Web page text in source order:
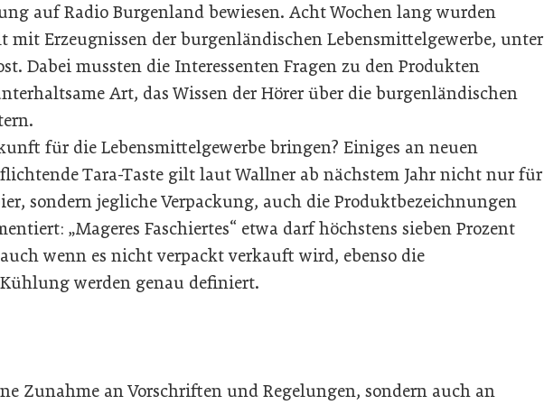
auf Radio Burgenland bewiesen. Acht Wochen lang wurden
Erzeugnissen der burgenländischen Lebensmittelgewerbe, unter
Dabei mussten die Interessenten Fragen zu den Produkten
Art, das Wissen der Hörer über die burgenländischen
für die Lebensmittelgewerbe bringen? Einiges an neuen
Tara-Taste gilt laut Wallner ab nächstem Jahr nicht nur für
sondern jegliche Verpackung, auch die Produktbezeichnungen
„Mageres Faschiertes“ etwa darf höchstens sieben Prozent
wenn es nicht verpackt verkauft wird, ebenso die
werden genau definiert.
Zunahme an Vorschriften und Regelungen, sondern auch an